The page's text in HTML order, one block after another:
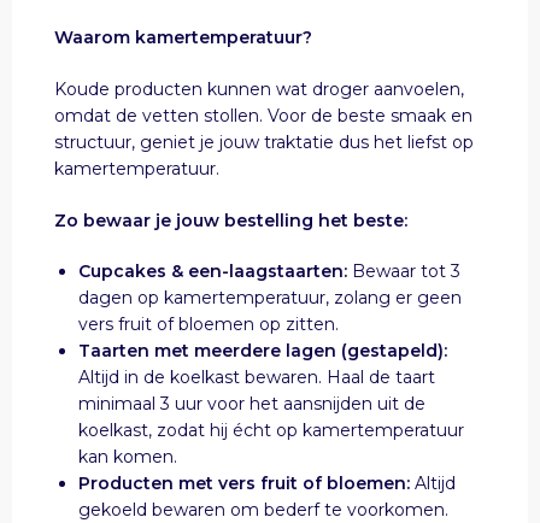
Waarom kamertemperatuur?
Koude producten kunnen wat droger aanvoelen,
omdat de vetten stollen. Voor de beste smaak en
structuur, geniet je jouw traktatie dus het liefst op
kamertemperatuur.
Zo bewaar je jouw bestelling het beste:
Cupcakes & een-laagstaarten: Bewaar tot 3
dagen op kamertemperatuur, zolang er geen
vers fruit of bloemen op zitten.
Taarten met meerdere lagen (gestapeld):
Altijd in de koelkast bewaren. Haal de taart
minimaal 3 uur voor het aansnijden uit de
koelkast, zodat hij écht op kamertemperatuur
kan komen.
Producten met vers fruit of bloemen: Altijd
gekoeld bewaren om bederf te voorkomen.